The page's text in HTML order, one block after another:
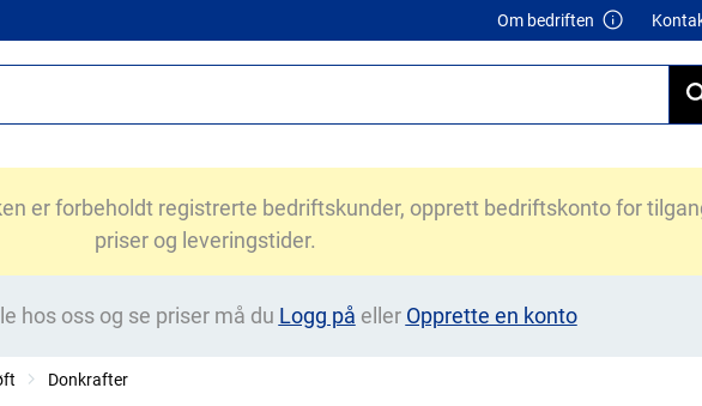
Om bedriften
er forbeholdt registrerte bedriftskunder, opprett bedriftskonto for
priser og leveringstider.
hos oss og se priser må du Logg på eller Opprette en konto
Donkrafter